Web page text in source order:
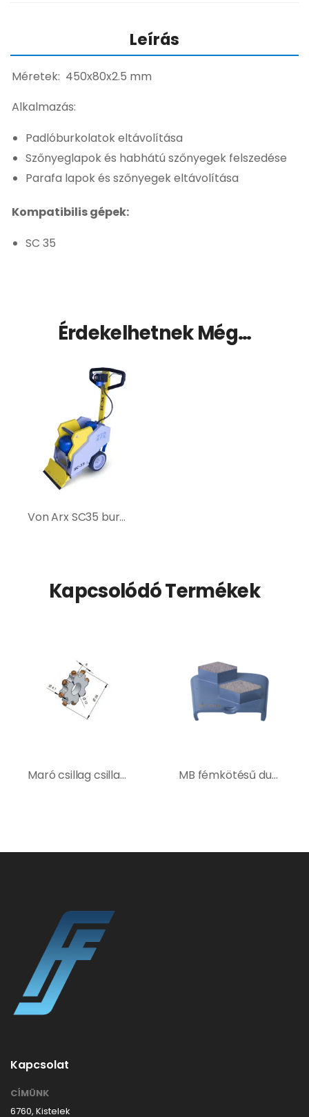
Leírás
Méretek: 450x80x2.5 mm
Alkalmazás:
Padlóburkolatok eltávolítása
Szőnyeglapok és habhátú szőnyegek felszedése
Parafa lapok és szőnyegek eltávolítása
Kompatibilis gépek:
SC 35
Érdekelhetnek Még…
Von Arx SC35 burkolatbontó gép
Kapcsolódó Termékek
Maró csillag csillagos marókhoz (csiszológépekre) MB fémkötésű dupla szegmenses gyémántszerszám, Közepesen kemény betonra – Szürke
Kapcsolat
CÍMÜNK
6760, Kistelek